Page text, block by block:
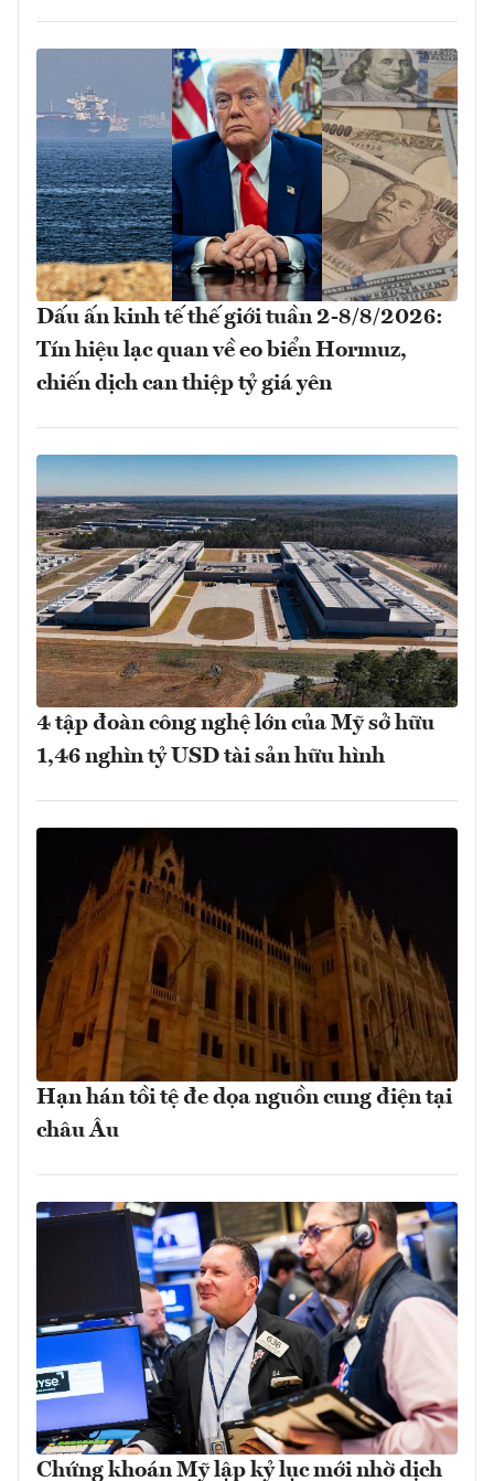
Dấu ấn kinh tế thế giới tuần 2-8/8/2026:
Tín hiệu lạc quan về eo biển Hormuz,
chiến dịch can thiệp tỷ giá yên
4 tập đoàn công nghệ lớn của Mỹ sở hữu
1,46 nghìn tỷ USD tài sản hữu hình
Hạn hán tồi tệ đe dọa nguồn cung điện tại
châu Âu
Chứng khoán Mỹ lập kỷ lục mới nhờ dịch